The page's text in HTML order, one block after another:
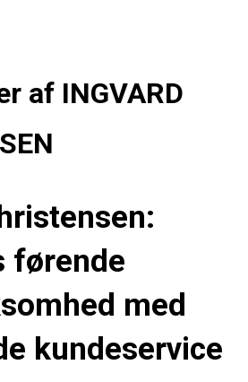
af INGVARD
førende
med
kundeservice